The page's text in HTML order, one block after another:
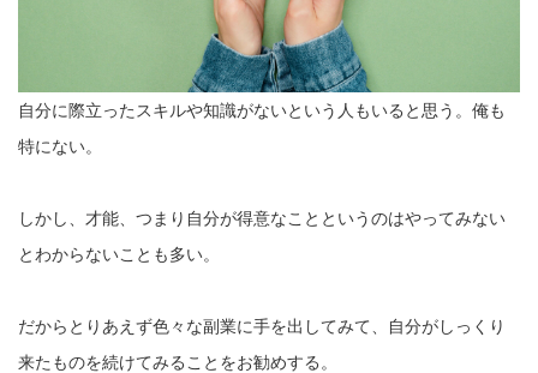
自分に際立ったスキルや知識がないという人もいると思う。俺も
特にない。
しかし、才能、つまり自分が得意なことというのはやってみない
とわからないことも多い。
だからとりあえず色々な副業に手を出してみて、自分がしっくり
来たものを続けてみることをお勧めする。